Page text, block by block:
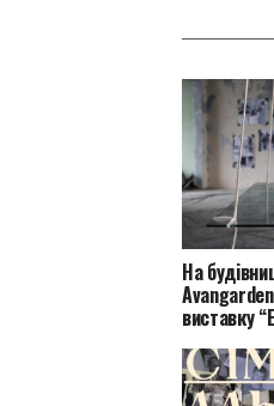
На
виставку